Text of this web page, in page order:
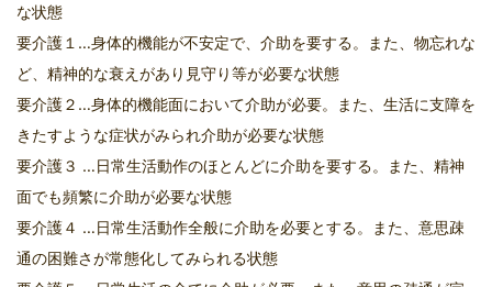
な状態
要介護１…身体的機能が不安定で、介助を要する。また、物忘れな
ど、精神的な衰えがあり見守り等が必要な状態
要介護２…身体的機能面において介助が必要。また、生活に支障を
きたすような症状がみられ介助が必要な状態
要介護３ …日常生活動作のほとんどに介助を要する。また、精神
面でも頻繁に介助が必要な状態
要介護４ …日常生活動作全般に介助を必要とする。また、意思疎
通の困難さが常態化してみられる状態